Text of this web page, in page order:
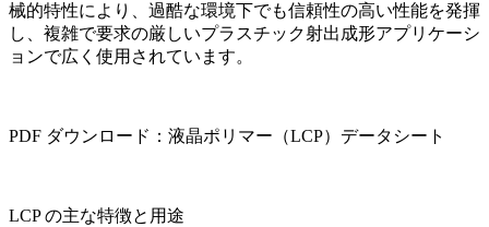
械的特性により、過酷な環境下でも信頼性の高い性能を発揮
し、複雑で要求の厳しいプラスチック射出成形アプリケーシ
ョンで広く使用されています。
PDF ダウンロード：液晶ポリマー（LCP）データシート
LCP の主な特徴と用途